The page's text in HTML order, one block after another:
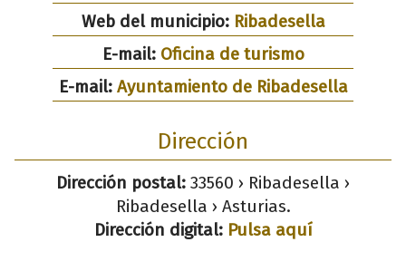
Web del municipio: Ribadesella
E-mail: Oficina de turismo
E-mail: Ayuntamiento de Ribadesella
Dirección
Dirección postal: 33560 › Ribadesella ›
Ribadesella › Asturias.
Dirección digital: Pulsa aquí